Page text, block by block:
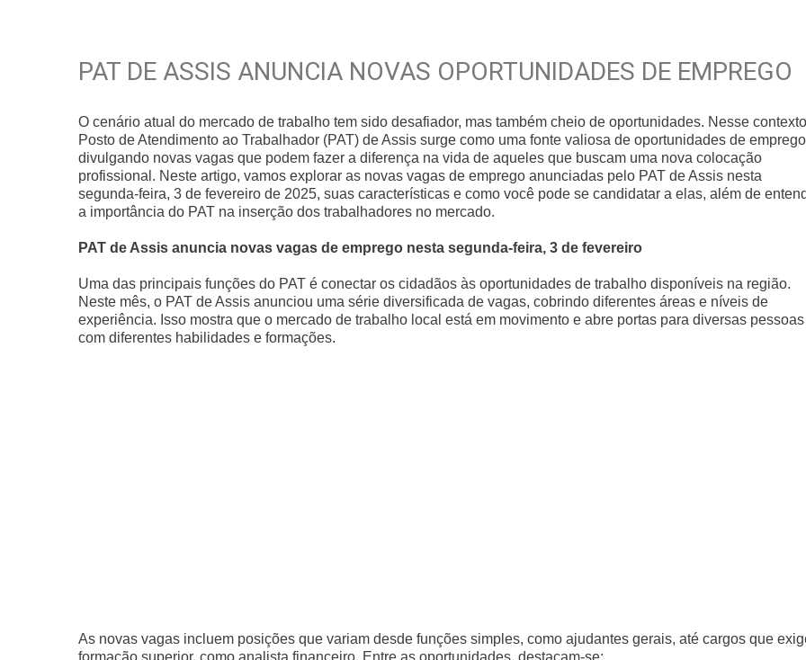
PAT DE ASSIS ANUNCIA NOVAS OPORTUNIDADES DE EMPREGO
O cenário atual do mercado de trabalho tem sido desafiador, mas também cheio de oportunidades. Nesse
Posto de Atendimento ao Trabalhador (PAT) de Assis surge como uma fonte valiosa de oportunidades de
divulgando novas vagas que podem fazer a diferença na vida de aqueles que buscam uma nova colocação
profissional. Neste artigo, vamos explorar as novas vagas de emprego anunciadas pelo PAT de Assis nesta
segunda-feira, 3 de fevereiro de 2025, suas características e como você pode se candidatar a elas, além de
a importância do PAT na inserção dos trabalhadores no mercado.
PAT de Assis anuncia novas vagas de emprego nesta segunda-feira, 3 de fevereiro
Uma das principais funções do PAT é conectar os cidadãos às oportunidades de trabalho disponíveis na região.
Neste mês, o PAT de Assis anunciou uma série diversificada de vagas, cobrindo diferentes áreas e níveis de
experiência. Isso mostra que o mercado de trabalho local está em movimento e abre portas para diversas pessoas
com diferentes habilidades e formações.
As novas vagas incluem posições que variam desde funções simples, como ajudantes gerais, até cargos que
formação superior, como analista financeiro. Entre as oportunidades, destacam-se: